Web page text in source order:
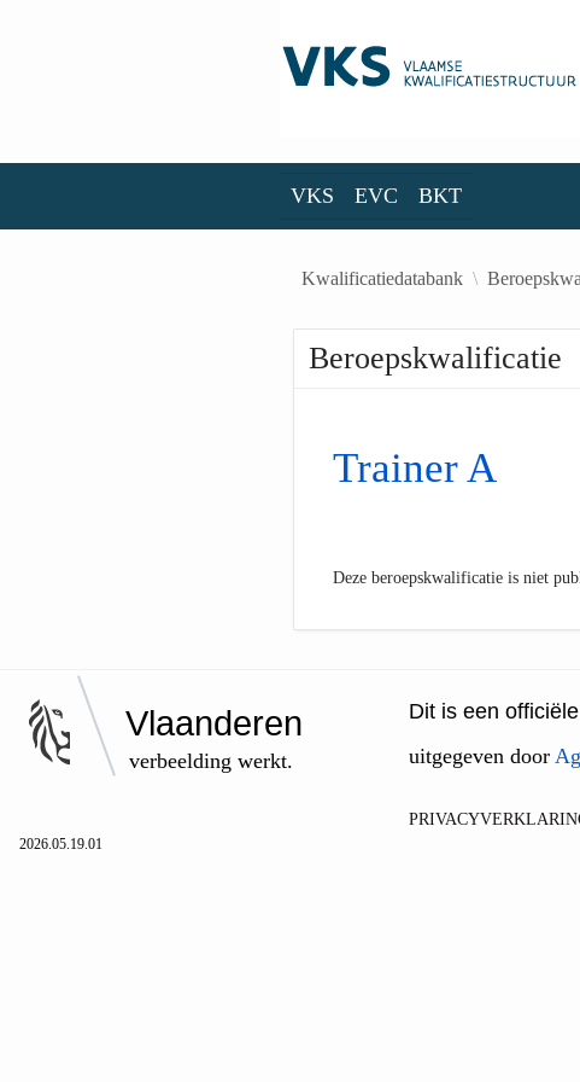
VKS EVC BKT
Kwalificatiedatabank
Beroepskwalificatie
Trainer A
Deze beroepskwalificatie is niet
Vlaanderen
verbeelding werkt.
Dit is een
uitgegeven door
2026.05.19.01